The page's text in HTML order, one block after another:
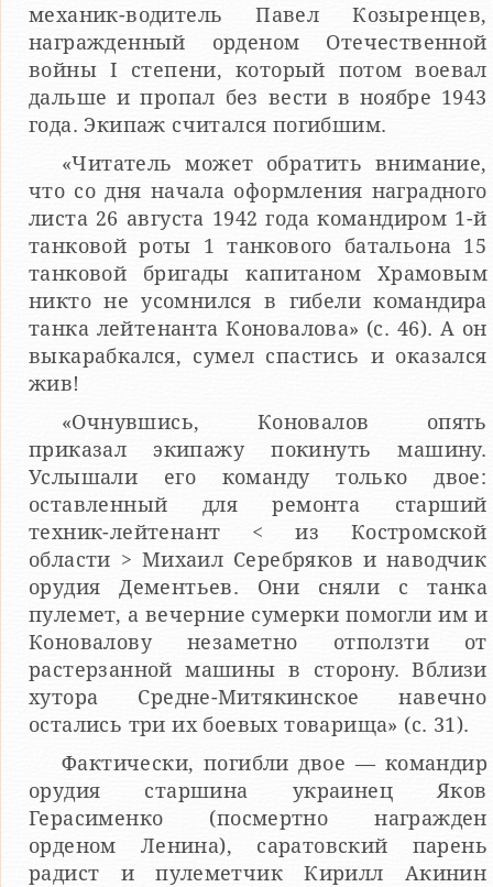
механик-водитель Павел Козыренцев,
награжденный орденом Отечественной
войны I степени, который потом воевал
дальше и пропал без вести в ноябре 1943
года. Экипаж считался погибшим.
«Читатель может обратить внимание,
что со дня начала оформления наградного
листа 26 августа 1942 года командиром 1-й
танковой роты 1 танкового батальона 15
танковой бригады капитаном Храмовым
никто не усомнился в гибели командира
танка лейтенанта Коновалова» (с. 46). А он
выкарабкался, сумел спастись и оказался
жив!
«Очнувшись, Коновалов опять
приказал экипажу покинуть машину.
Услышали его команду только двое:
оставленный для ремонта старший
техник-лейтенант < из Костромской
области > Михаил Серебряков и наводчик
орудия Дементьев. Они сняли с танка
пулемет, а вечерние сумерки помогли им и
Коновалову незаметно отползти от
растерзанной машины в сторону. Вблизи
хутора Средне-Митякинское навечно
остались три их боевых товарища» (с. 31).
Фактически, погибли двое — командир
орудия старшина украинец Яков
Герасименко (посмертно награжден
орденом Ленина), саратовский парень
радист и пулеметчик Кирилл Акинин